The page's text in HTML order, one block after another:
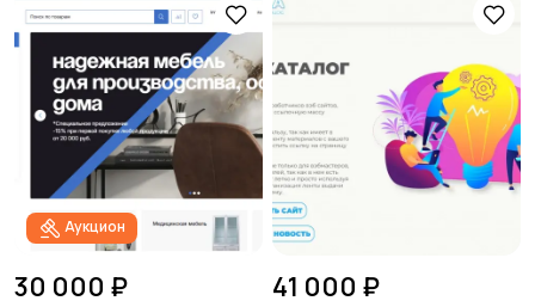
Аукцион
30 000 ₽ 41 000 ₽